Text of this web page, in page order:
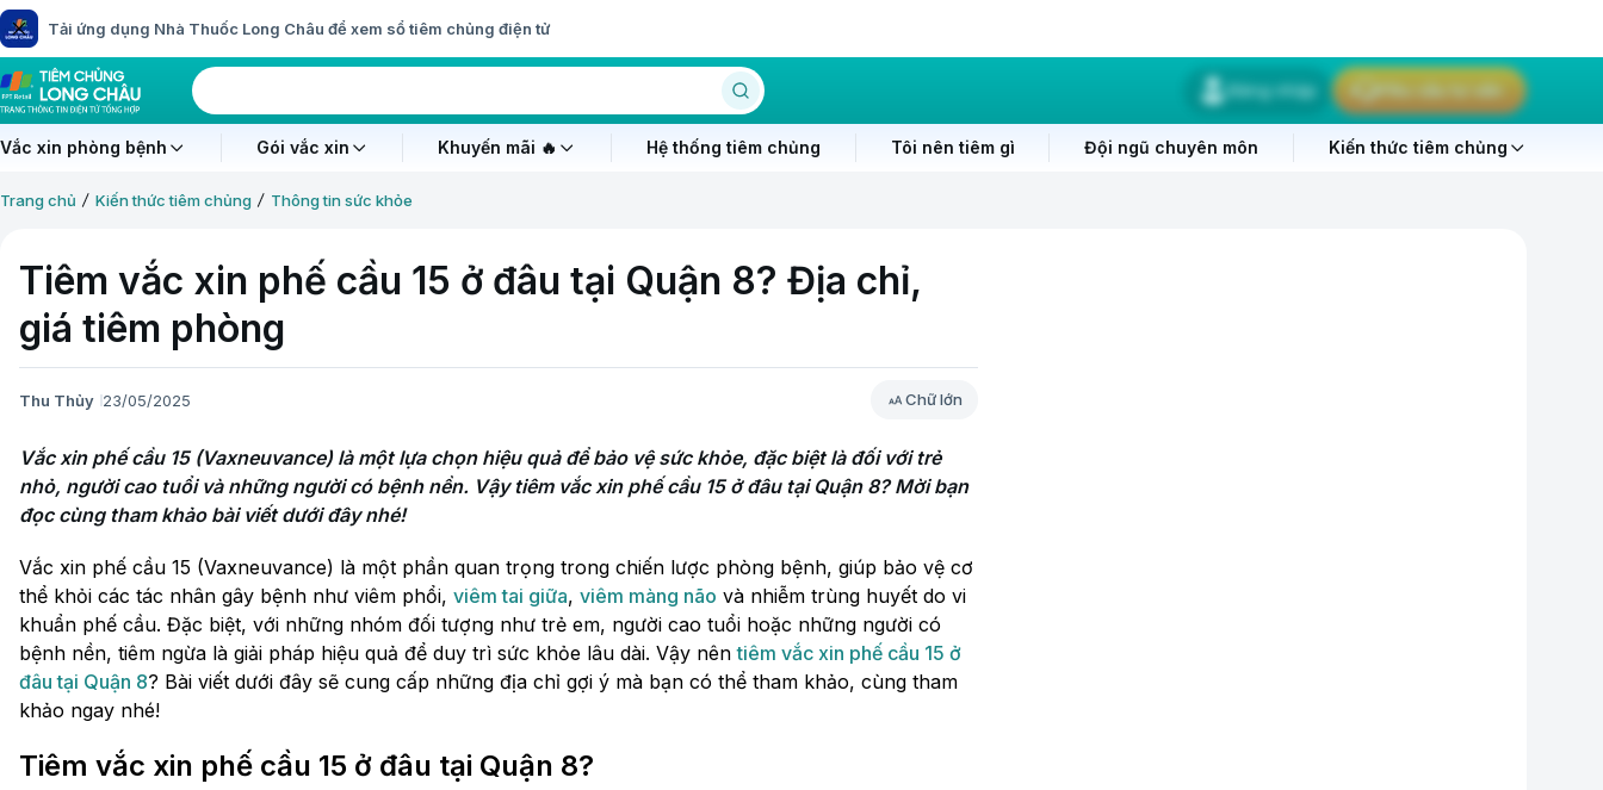
Tải ứng dụng Nhà Thuốc Long Châu để xem sổ tiêm chủng điện tử
Đăng nhập Yêu cầu tư vấn
Vắc xin phòng bệnh Gói vắc xin Khuyến mãi 🔥 Hệ thống tiêm chủng Tôi nên tiêm gì Đội ngũ chuyên môn Kiến thức tiêm chủng
Trang chủ Kiến thức tiêm chủng Thông tin sức khỏe
Tiêm vắc xin phế cầu 15 ở đâu tại Quận 8? Địa chỉ,
giá tiêm phòng
Thu Thủy 23/05/2025 Chữ lớn
Vắc xin phế cầu 15 (Vaxneuvance) là một lựa chọn hiệu quả để bảo vệ sức khỏe, đặc biệt là đối với trẻ
nhỏ, người cao tuổi và những người có bệnh nền. Vậy tiêm vắc xin phế cầu 15 ở đâu tại Quận 8? Mời bạn
đọc cùng tham khảo bài viết dưới đây nhé!
Vắc xin phế cầu 15 (Vaxneuvance) là một phần quan trọng trong chiến lược phòng bệnh, giúp bảo vệ cơ
thể khỏi các tác nhân gây bệnh như viêm phổi, viêm tai giữa, viêm màng não và nhiễm trùng huyết do vi
khuẩn phế cầu. Đặc biệt, với những nhóm đối tượng như trẻ em, người cao tuổi hoặc những người có
bệnh nền, tiêm ngừa là giải pháp hiệu quả để duy trì sức khỏe lâu dài. Vậy nêntiêm vắc xin phế cầu 15 ở
đâu tại Quận 8? Bài viết dưới đây sẽ cung cấp những địa chỉ gợi ý mà bạn có thể tham khảo, cùng tham
khảo ngay nhé!
Tiêm vắc xin phế cầu 15 ở đâu tại Quận 8?